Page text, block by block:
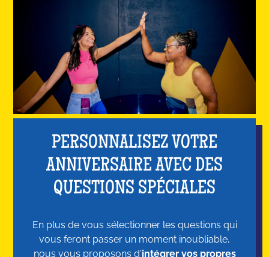
PERSONNALISEZ VOTRE
ANNIVERSAIRE AVEC DES
QUESTIONS SPÉCIALES
En plus de vous sélectionner les questions qui
vous feront passer un moment inoubliable,
nous vous proposons d'intégrer vos propres